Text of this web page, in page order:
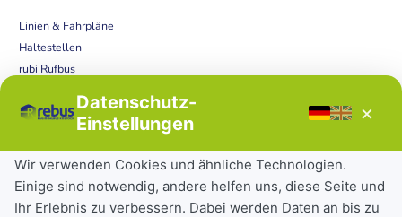
Linien & Fahrpläne
Haltestellen
rubi Rufbus
Störungen
Tickets & Tarife
Deutschlandticket
Schülerkarte
Datenschutz-
Einstellungen
×
Wir verwenden Cookies und ähnliche Technologien.
Einige sind notwendig, andere helfen uns, diese Seite und
Ihr Erlebnis zu verbessern. Dabei werden Daten an bis zu